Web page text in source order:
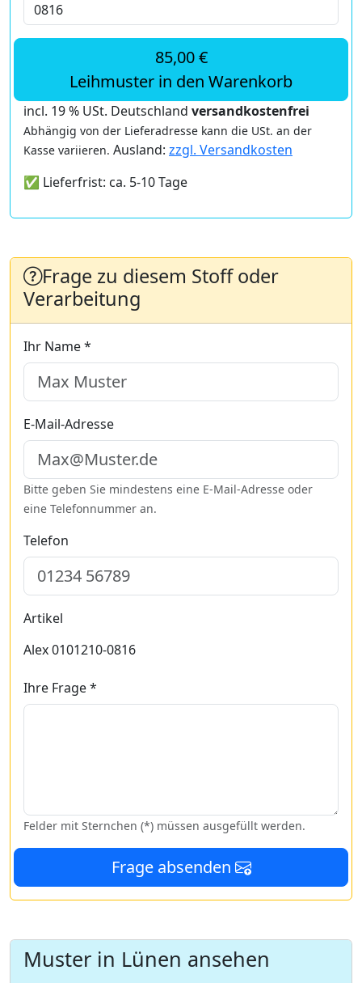
85,00 €
Leihmuster in den Warenkorb
incl. 19 % USt. Deutschland versandkostenfrei
Abhängig von der Lieferadresse kann die USt. an der
Kasse variieren. Ausland: zzgl. Versandkosten
✅ Lieferfrist: ca. 5-10 Tage
Frage zu diesem Stoff oder
Verarbeitung
Ihr Name *
E-Mail-Adresse
Bitte geben Sie mindestens eine E-Mail-Adresse oder
eine Telefonnummer an.
Telefon
Artikel
Alex 0101210-0816
Ihre Frage *
Felder mit Sternchen (*) müssen ausgefüllt werden.
Frage absenden
Muster in Lünen ansehen